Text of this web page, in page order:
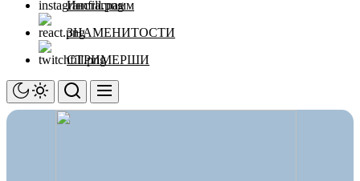
Инстаграмм
ЗНАМЕНИТОСТИ
СТРИМЕРШИ